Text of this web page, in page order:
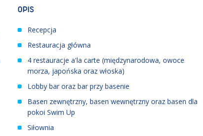
OPIS
Recepcja
Restauracja główna
4 restauracje a'la carte (międzynarodowa, owoce
morza, japońska oraz włoska)
Lobby bar oraz bar przy basenie
Basen zewnętrzny, basen wewnętrzny oraz basen dla
pokoi Swim Up
Siłownia